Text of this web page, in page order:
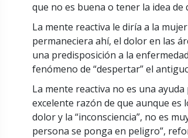
que no es buena o tener la idea
La mente reactiva le diría a la
permaneciera ahí, el dolor en las
una predisposición a la
fenómeno de “despertar” el
La mente reactiva no es una
excelente razón de que aunque
dolor y la “inconsciencia”, no es
persona se ponga en peligro”,